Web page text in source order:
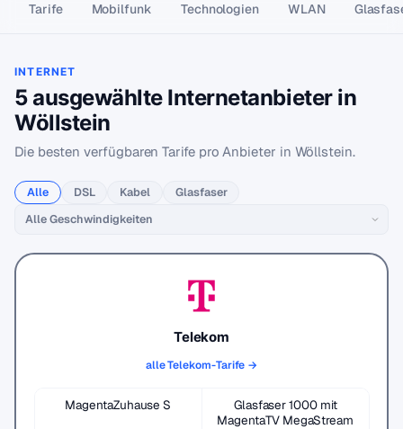
Tarife Mobilfunk Technologien WLAN
INTERNET
5 ausgewählte Internetanbieter in
Wöllstein
Die besten verfügbaren Tarife pro Anbieter in Wöllstein.
Alle DSL Kabel Glasfaser
Telekom
alle Telekom-Tarife →
MagentaZuhause S
Glasfaser 1000 mit
MagentaTV MegaStream